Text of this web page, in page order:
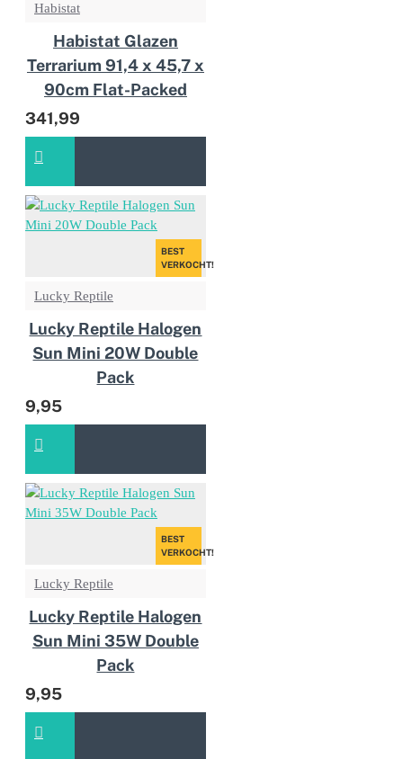
Habistat
Habistat Glazen
Terrarium 91,4 x 45,7 x
90cm Flat-Packed
341,99
BEST
VERKOCHT!
Lucky Reptile
Lucky Reptile Halogen
Sun Mini 20W Double
Pack
9,95
BEST
VERKOCHT!
Lucky Reptile
Lucky Reptile Halogen
Sun Mini 35W Double
Pack
9,95